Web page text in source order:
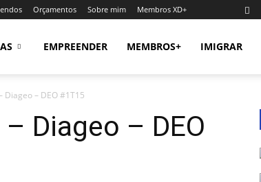
Orçamentos Sobre mim Membros XD+
EMPREENDER MEMBROS+ IMIGRAR
Diageo – DEO #1T15
Diageo – DEO